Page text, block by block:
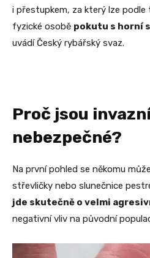
i přestupkem, za který lze
fyzické osobě pokutu s horní
uvádí Český rybářský svaz.
Proč jsou
nebezpečné?
Na první pohled se někomu
střevličky nebo slunečnice
jde skutečně o velmi
negativní vliv na původní